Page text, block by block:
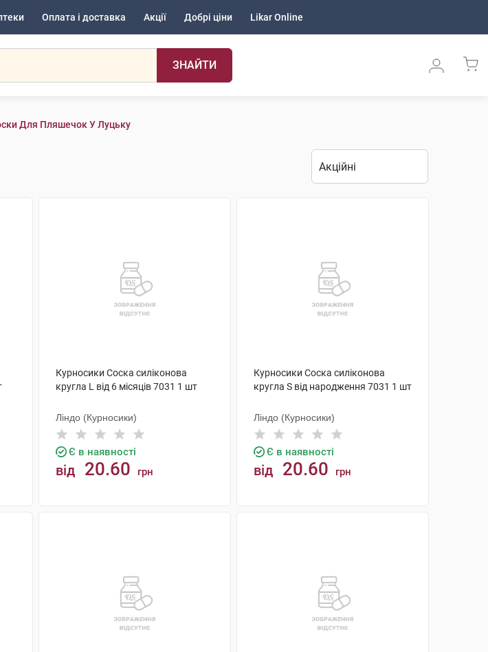
Оплата і доставка Акції Добрі ціни Likar Online
ЗНАЙТИ
Для Пляшечок У Луцьку
Курносики Соска силіконова
кругла L від 6 місяців 7031 1 шт
Ліндо (Курносики)
Є в наявності
від 20.60 грн
Курносики Соска силіконова
кругла S від народження 7031 1 шт
Ліндо (Курносики)
Є в наявності
від 20.60 грн